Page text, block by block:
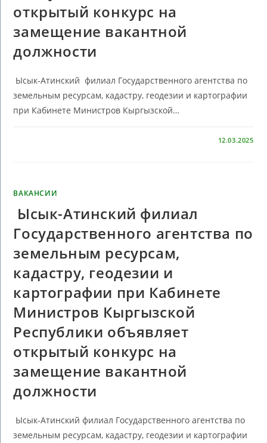
открытый конкурс на
замещение вакантной
должности
Ысык-Атинский филиал Государственного агентства по
земельным ресурсам, кадастру, геодезии и картографии
при Кабинете Министров Кыргызской…
12.03.2025
ВАКАНСИИ
Ысык-Атинский филиал
Государственного агентства по
земельным ресурсам,
кадастру, геодезии и
картографии при Кабинете
Министров Кыргызской
Республики объявляет
открытый конкурс на
замещение вакантной
должности
Ысык-Атинский филиал Государственного агентства по
земельным ресурсам, кадастру, геодезии и картографии